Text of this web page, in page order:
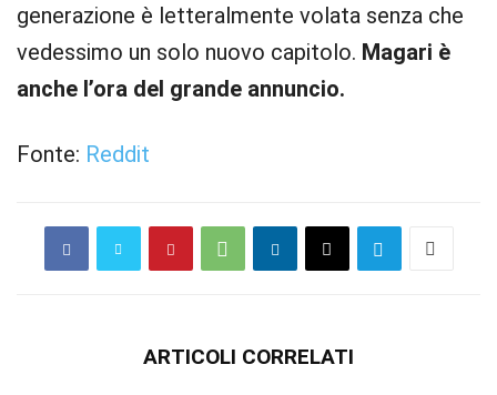
generazione è letteralmente volata senza che
vedessimo un solo nuovo capitolo. Magari è
anche l’ora del grande annuncio.
Fonte: Reddit
ARTICOLI CORRELATI